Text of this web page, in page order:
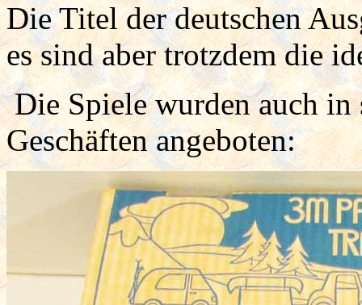
Die Titel der deutschen
es sind aber trotzdem die
Die Spiele wurden auch in
Geschäften angeboten: